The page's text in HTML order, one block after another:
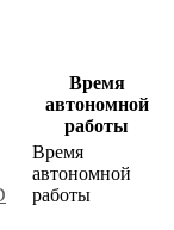
Время
автономной
работы
Время
автономной
работы